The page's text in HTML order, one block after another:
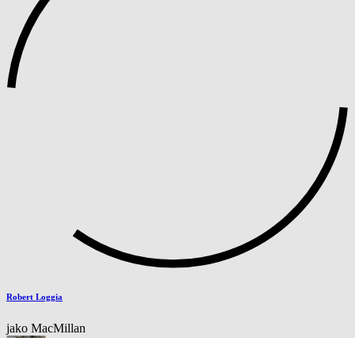
Robert Loggia
jako MacMillan